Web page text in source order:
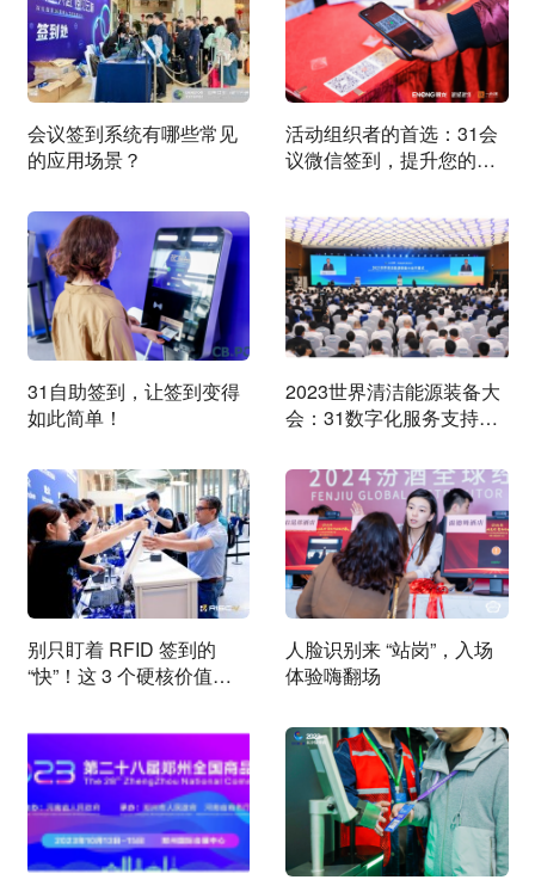
会议签到系统有哪些常见
的应用场景？
活动组织者的首选：31会
议微信签到，提升您的活
31自助签到，让签到变得
如此简单！
2023世界清洁能源装备大
会：31数字化服务支持：
别只盯着 RFID 签到的
“快”！这 3 个硬核价值，
人脸识别来 “站岗”，入场
体验嗨翻场